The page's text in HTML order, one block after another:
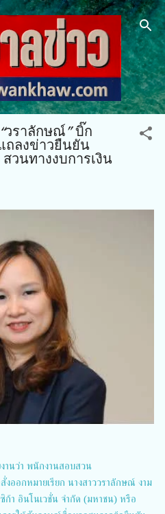
เนื้อหาหลัก
วราลักษณ์” บิ๊ก
ถลงข่าวยืนยัน
นทางงบการเงิน
านว่า พนักงานสอบสวน
งออกหมายเรียก นางสาววราลักษณ์ งาม
ก้า อินโนเวชั่น จำกัด (มหาชน) หรือ